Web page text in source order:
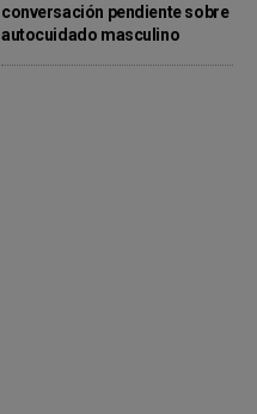
conversación pendiente sobre
autocuidado masculino